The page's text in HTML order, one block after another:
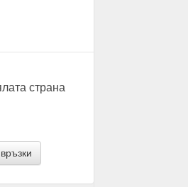
страна